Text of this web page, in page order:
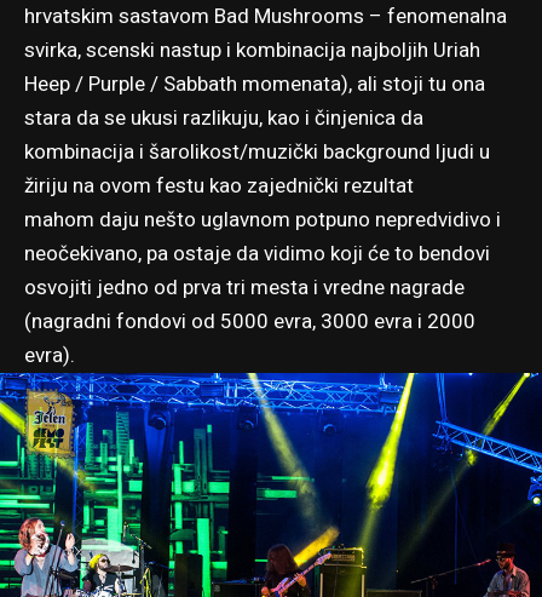
hrvatskim sastavom Bad Mushrooms – fenomenalna
svirka, scenski nastup i kombinacija najboljih Uriah
Heep / Purple / Sabbath momenata), ali stoji tu ona
stara da se ukusi razlikuju, kao i činjenica da
kombinacija i šarolikost/muzički background ljudi u
žiriju na ovom festu kao zajednički rezultat
mahom daju nešto uglavnom potpuno nepredvidivo i
neočekivano, pa ostaje da vidimo koji će to bendovi
osvojiti jedno od prva tri mesta i vredne nagrade
(nagradni fondovi od 5000 evra, 3000 evra i 2000
evra).